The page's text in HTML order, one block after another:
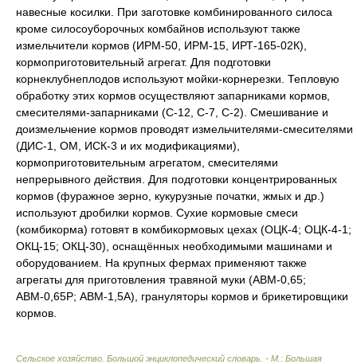
навесные косилки. При заготовке комбинированного силоса
кроме силосоуборочных комбайнов используют также
измельчители кормов (ИРМ-50, ИРМ-15, ИРТ-165-02К),
кормоприготовительный агрегат. Для подготовки
корнеклубнеплодов используют мойки-корнерезки. Тепловую
обработку этих кормов осуществляют запарниками кормов,
смесителями-запарниками (С-12, С-7, С-2). Смешивание и
доизмельчение кормов проводят измельчителями-смесителями
(ДИС-1, ОМ, ИСК-3 и их модификациями),
кормоприготовительным агрегатом, смесителями
непрерывного действия. Для подготовки концентрированных
кормов (фуражное зерно, кукурузные початки, жмых и др.)
используют дробилки кормов. Сухие кормовые смеси
(комбикорма) готовят в комбикормовых цехах (ОЦК-4; ОЦК-4-1;
ОКЦ-15; ОКЦ-30), оснащённых необходимыми машинами и
оборудованием. На крупных фермах применяют также
агрегаты для приготовления травяной муки (АВМ-0,65;
АВМ-0,65Р; АВМ-1,5А), грануляторы кормов и брикетировщики
кормов.
Сельское хозяйство. Большой энциклопедический словарь. - М.: Большая